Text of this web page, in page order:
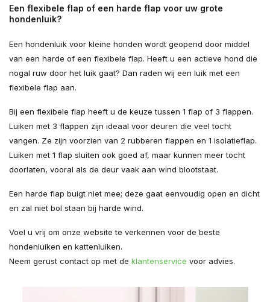
Een flexibele flap of een harde flap voor uw grote
hondenluik?
Een hondenluik voor kleine honden wordt geopend door middel
van een harde of een flexibele flap. Heeft u een actieve hond die
nogal ruw door het luik gaat? Dan raden wij een luik met een
flexibele flap aan.
Bij een flexibele flap heeft u de keuze tussen 1 flap of 3 flappen.
Luiken met 3 flappen zijn ideaal voor deuren die veel tocht
vangen. Ze zijn voorzien van 2 rubberen flappen en 1 isolatieflap.
Luiken met 1 flap sluiten ook goed af, maar kunnen meer tocht
doorlaten, vooral als de deur vaak aan wind blootstaat.
Een harde flap buigt niet mee; deze gaat eenvoudig open en dicht
en zal niet bol staan bij harde wind.
Voel u vrij om onze website te verkennen voor de beste
hondenluiken en kattenluiken.
Neem gerust contact op met de klantenservice voor advies.